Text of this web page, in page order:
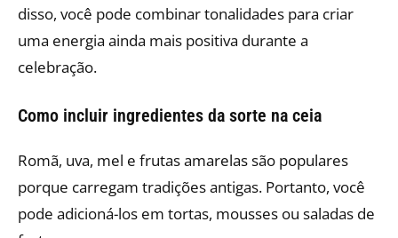
disso, você pode combinar tonalidades para criar
uma energia ainda mais positiva durante a
celebração.
Como incluir ingredientes da sorte na ceia
Romã, uva, mel e frutas amarelas são populares
porque carregam tradições antigas. Portanto, você
pode adicioná-los em tortas, mousses ou saladas de